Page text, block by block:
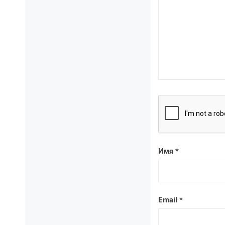
Имя *
Email *